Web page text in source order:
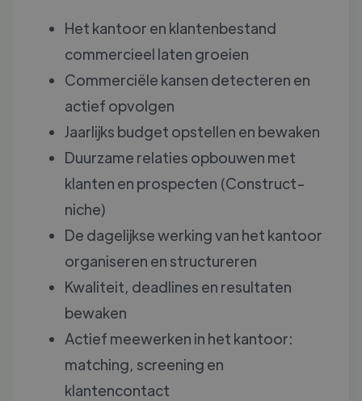
Het kantoor en klantenbestand
commercieel laten groeien
Commerciële kansen detecteren en
actief opvolgen
Jaarlijks budget opstellen en bewaken
Duurzame relaties opbouwen met
klanten en prospecten (Construct-
niche)
De dagelijkse werking van het kantoor
organiseren en structureren
Kwaliteit, deadlines en resultaten
bewaken
Actief meewerken in het kantoor:
matching, screening en
klantencontact